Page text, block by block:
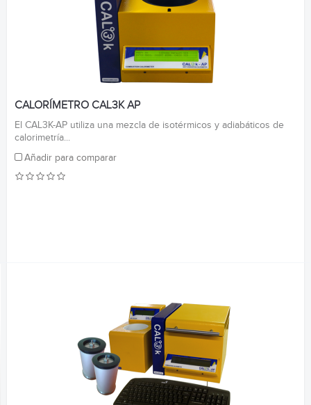
CALORÍMETRO CAL3K AP
El CAL3K-AP utiliza una mezcla de isotérmicos y adiabáticos de
calorimetría...
Añadir para comparar